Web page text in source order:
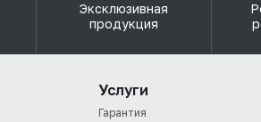
Эксклюзивная
продукция
Услуги
Гарантия